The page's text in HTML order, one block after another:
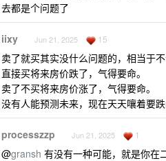
去都是个问题了
iixy Jun 21, 2025 15
卖了就买其实没什么问题的，相当于不
直接买将来房价跌了，气得要命。
卖了不买将来房价涨了，气得要命。
没有人能预测未来，现在天天嚷着要
processzzp Jun 21, 2025 1
@gransh 有没有一种可能，就是你在